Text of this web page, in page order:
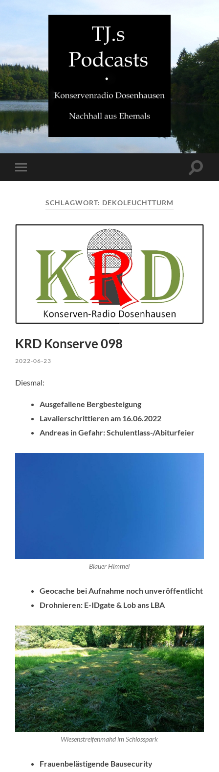
TJ.s
Mobile-
Menü
SCHLAGWORT: DEKOLEUCHTTURM
KRD Konserve 098
2022-06-23
Diesmal:
Ausgefallene Bergbesteigung
Lavalierschrittieren am 16.06.2022
Andreas in Gefahr: Schulentlass-/Abiturfeier
Blauer Himmel
Geocache bei Aufnahme noch unveröffentlicht
Drohnieren: E-IDgate & Lob ans LBA
Wiesenstreifenmahd im Schlosspark
Frauenbelästigende Bausecurity